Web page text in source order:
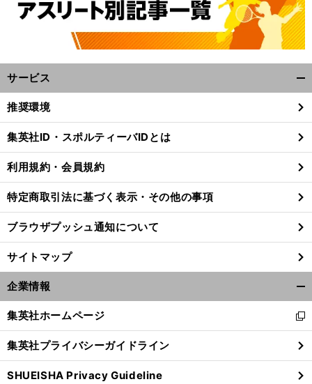
サービス
閉
る
推奨環境
集英社ID・スポルティーバIDとは
利用規約・会員規約
特定商取引法に基づく表示・その他の事項
ブラウザプッシュ通知について
サイトマップ
企業情報
閉
る
集英社ホームページ
新
し
い
ウ
ィ
集英社プライバシーガイドライン
SHUEISHA Privacy Guideline